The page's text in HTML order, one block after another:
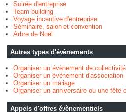
Soirée d'entreprise
Team building
Voyage incentive d'entreprise
Séminaire, salon et convention
Arbre de Noël
Autres types d'évènements
Organiser un évènement de collectivité
Organiser un évènement d'association
Organiser un mariage
Organiser un anniversaire ou une fête
Appels d'offres évènementiels